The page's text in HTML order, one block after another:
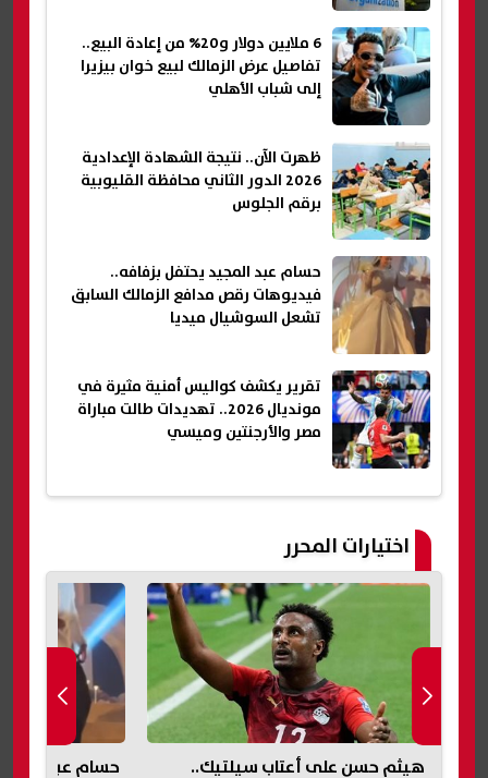
6 ملايين دولار و20% من إعادة البيع..
تفاصيل عرض الزمالك لبيع خوان بيزيرا
إلى شباب الأهلي
ظهرت الآن.. نتيجة الشهادة الإعدادية
2026 الدور الثاني محافظة القليوبية
برقم الجلوس
حسام عبد المجيد يحتفل بزفافه..
فيديوهات رقص مدافع الزمالك السابق
تشعل السوشيال ميديا
تقرير يكشف كواليس أمنية مثيرة في
مونديال 2026.. تهديدات طالت مباراة
مصر والأرجنتين وميسي
اختيارات المحرر
حسام عبد المجيد يحتفل بزفافه..